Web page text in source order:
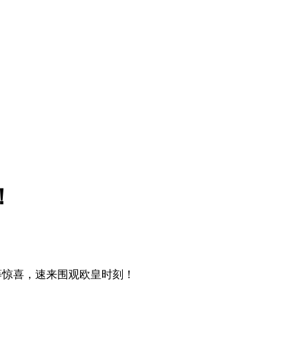
喜，速来围观欧皇时刻！